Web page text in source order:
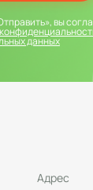
вы
данных
Адрес